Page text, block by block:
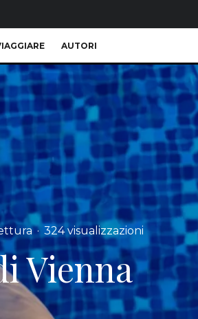
AUTORI
· 324 visualizzazioni
Vienna